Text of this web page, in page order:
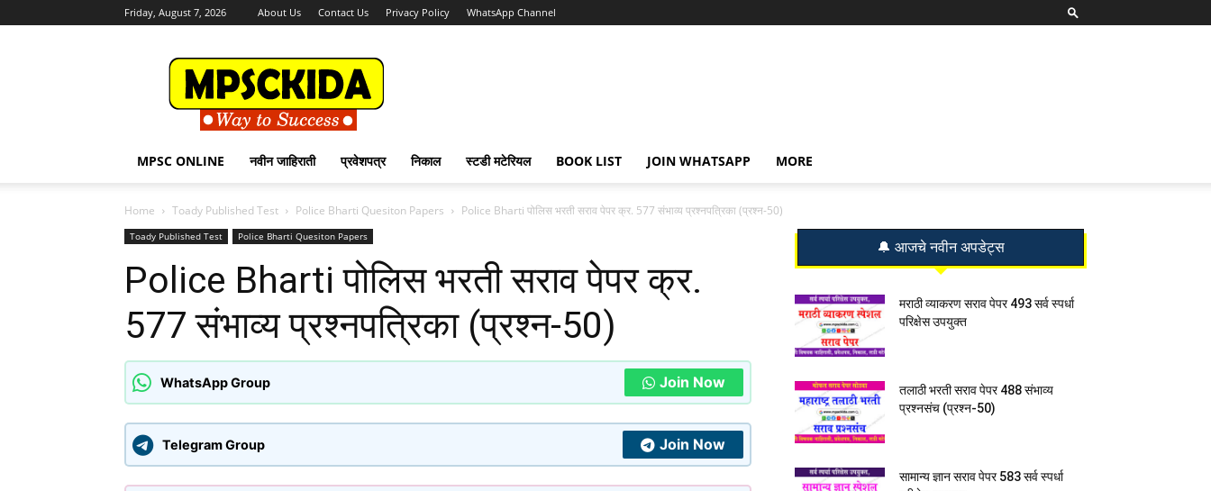
Friday, August 7, 2026 About Us Contact Us Privacy Policy WhatsApp Channel
MPSCKida.com
सर्व
नवीन
जाहिराती
Letest
Jobs
MPSC ONLINE नवीन जाहिराती प्रवेशपत्र निकाल स्टडी मटेरियल BOOK LIST JOIN WHATSAPP MORE
Home Toady Published Test Police Bharti Quesiton Papers Police Bharti पोलिस भरती सराव पेपर क्र. 577 संभाव्य प्रश्नपत्रिका (प्रश्न-50)
Toady Published Test Police Bharti Quesiton Papers
Police Bharti पोलिस भरती सराव पेपर क्र.
577 संभाव्य प्रश्नपत्रिका (प्रश्न-50)
WhatsApp Group Join Now
Telegram Group Join Now
🔔 आजचे नवीन अपडेट्स
मराठी व्याकरण सराव पेपर 493 सर्व स्पर्धा
परिक्षेस उपयुक्त
तलाठी भरती सराव पेपर 488 संभाव्य
प्रश्नसंच (प्रश्न-50)
सामान्य ज्ञान सराव पेपर 583 सर्व स्पर्धा